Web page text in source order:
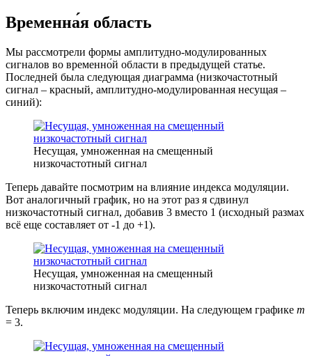
Временна́я область
Мы рассмотрели формы амплитудно-модулированных
сигналов во временно́й области в предыдущей статье.
Последней была следующая диаграмма (низкочастотный
сигнал – красный, амплитудно-модулированная несущая –
синий):
Несущая, умноженная на смещенный
низкочастотный сигнал
Теперь давайте посмотрим на влияние индекса модуляции.
Вот аналогичный график, но на этот раз я сдвинул
низкочастотный сигнал, добавив 3 вместо 1 (исходный размах
всё еще составляет от -1 до +1).
Несущая, умноженная на смещенный
низкочастотный сигнал
Теперь включим индекс модуляции. На следующем графике m
= 3.